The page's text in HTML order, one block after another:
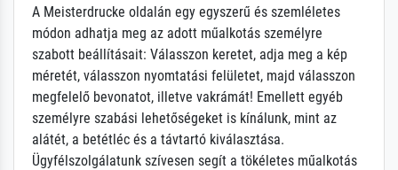
A Meisterdrucke oldalán egy egyszerű és szemléletes
módon adhatja meg az adott műalkotás személyre
szabott beállításait: Válasszon keretet, adja meg a kép
méretét, válasszon nyomtatási felületet, majd válasszon
megfelelő bevonatot, illetve vakrámát! Emellett egyéb
személyre szabási lehetőségeket is kínálunk, mint az
alátét, a betétléc és a távtartó kiválasztása.
Ügyfélszolgálatunk szívesen segít a tökéletes műalkotás